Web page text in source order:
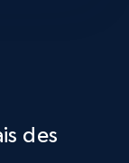
gratuitdes